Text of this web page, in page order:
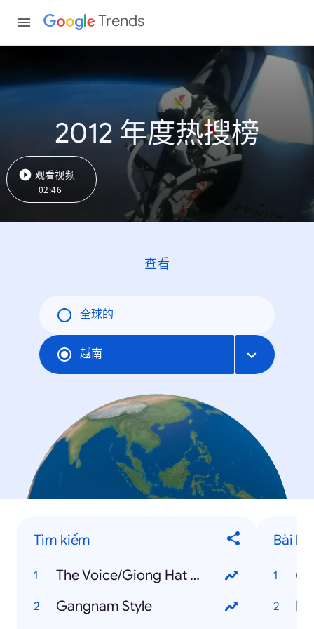
Trends
2012 年度热搜榜
观看视频
02:46
查看
全球的
越南
Tìm kiếm
The Voice/Giong Hat Viet
Gangnam Style
Bài